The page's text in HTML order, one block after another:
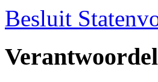
Besluit